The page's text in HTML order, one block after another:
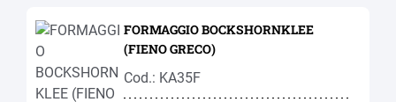
FORMAGGIO BOCKSHORNKLEE
(FIENO GRECO)
Cod.: KA35F